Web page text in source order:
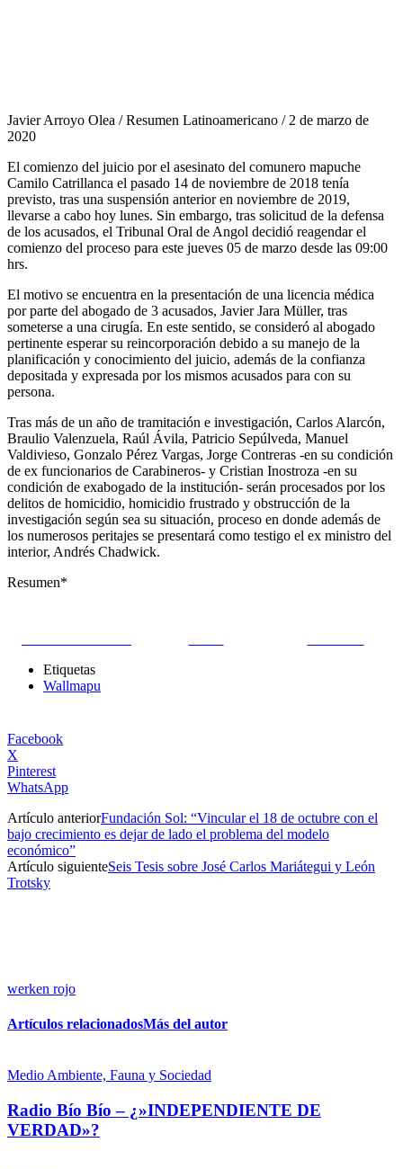
Javier Arroyo Olea / Resumen Latinoamericano / 2 de marzo de
2020
El comienzo del juicio por el asesinato del comunero mapuche
Camilo Catrillanca el pasado 14 de noviembre de 2018 tenía
previsto, tras una suspensión anterior en noviembre de 2019,
llevarse a cabo hoy lunes. Sin embargo, tras solicitud de la defensa
de los acusados, el Tribunal Oral de Angol decidió reagendar el
comienzo del proceso para este jueves 05 de marzo desde las 09:00
hrs.
El motivo se encuentra en la presentación de una licencia médica
por parte del abogado de 3 acusados, Javier Jara Müller, tras
someterse a una cirugía. En este sentido, se consideró al abogado
pertinente esperar su reincorporación debido a su manejo de la
planificación y conocimiento del juicio, además de la confianza
depositada y expresada por los mismos acusados para con su
persona.
Tras más de un año de tramitación e investigación, Carlos Alarcón,
Braulio Valenzuela, Raúl Ávila, Patricio Sepúlveda, Manuel
Valdivieso, Gonzalo Pérez Vargas, Jorge Contreras -en su condición
de ex funcionarios de Carabineros- y Cristian Inostroza -en su
condición de exabogado de la institución- serán procesados por los
delitos de homicidio, homicidio frustrado y obstrucción de la
investigación según sea su situación, proceso en donde además de
los numerosos peritajes se presentará como testigo el ex ministro del
interior, Andrés Chadwick.
Resumen*
Etiquetas
Wallmapu
Facebook
X
Pinterest
WhatsApp
Artículo anteriorFundación Sol: “Vincular el 18 de octubre con el
bajo crecimiento es dejar de lado el problema del modelo
económico”
Artículo siguienteSeis Tesis sobre José Carlos Mariátegui y León
Trotsky
werken rojo
Artículos relacionadosMás del autor
Medio Ambiente, Fauna y Sociedad
Radio Bío Bío – ¿»INDEPENDIENTE DE
VERDAD»?